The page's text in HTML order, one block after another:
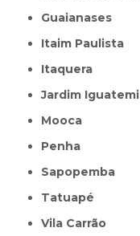
Guaianases
Itaim Paulista
Itaquera
Jardim Iguatemi
Mooca
Penha
Sapopemba
Tatuapé
Vila Carrão